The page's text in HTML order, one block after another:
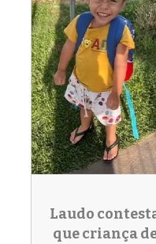
Laudo
que criança